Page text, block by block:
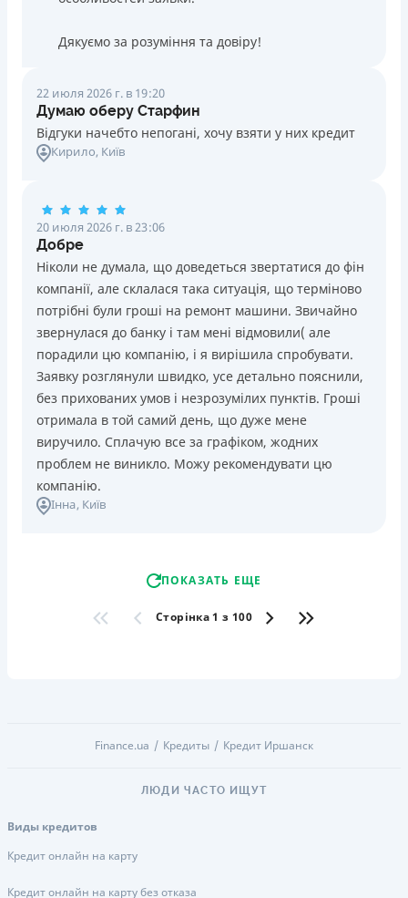
Дякуємо за розуміння та довіру!
22 июля 2026 г. в 19:20
Думаю оберу Старфин
Відгуки начебто непогані, хочу взяти у них кредит
Кирило, Київ
20 июля 2026 г. в 23:06
Добре
Ніколи не думала, що доведеться звертатися до фін
компанії, але склалася така ситуація, що терміново
потрібні були гроші на ремонт машини. Звичайно
звернулася до банку і там мені відмовили( але
порадили цю компанію, і я вирішила спробувати.
Заявку розглянули швидко, усе детально пояснили,
без прихованих умов і незрозумілих пунктів. Гроші
отримала в той самий день, що дуже мене
виручило. Сплачую все за графіком, жодних
проблем не виникло. Можу рекомендувати цю
компанію.
Інна, Київ
ПОКАЗАТЬ ЕЩЕ
Сторінка 1 з 100
Finance.ua Кредиты Кредит Иршанск
ЛЮДИ ЧАСТО ИЩУТ
Виды кредитов
Кредит онлайн на карту
Кредит онлайн на карту без отказа